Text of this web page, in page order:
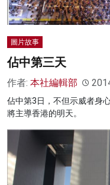
圖片故事
佔中第三天
作者: 本社編輯部
佔中第3日，不但示威者身
將主導香港的明天。